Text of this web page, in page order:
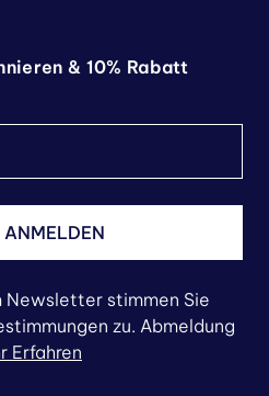
& 10% Rabatt
Newsletter stimmen Sie
zu. Abmeldung
Erfahren